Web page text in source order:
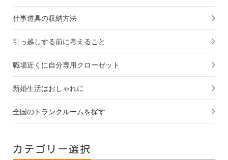
仕事道具の収納方法
引っ越しする前に考えること
職場近くに自分専用クローゼット
新婚生活はおしゃれに
全国のトランクルームを探す
カテゴリー選択